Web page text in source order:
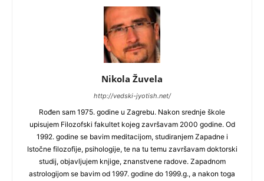
Nikola Žuvela
http://vedski-jyotish.net/
Rođen sam 1975. godine u Zagrebu. Nakon srednje škole
upisujem Filozofski fakultet kojeg završavam 2000 godine. Od
1992. godine se bavim meditacijom, studiranjem Zapadne i
Istočne filozofije, psihologije, te na tu temu završavam doktorski
studij, objavljujem knjige, znanstvene radove. Zapadnom
astrologijom se bavim od 1997. godine do 1999.g., a nakon toga